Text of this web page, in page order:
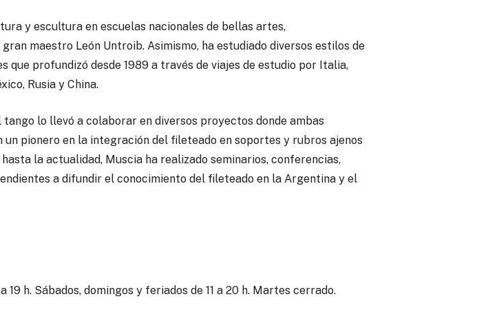
y escultura en escuelas nacionales de bellas artes,
maestro León Untroib. Asimismo, ha estudiado diversos estilos de
profundizó desde 1989 a través de viajes de estudio por Italia,
Rusia y China.
lo llevó a colaborar en diversos proyectos donde ambas
pionero en la integración del fileteado en soportes y rubros ajenos
la actualidad, Muscia ha realizado seminarios, conferencias,
a difundir el conocimiento del fileteado en la Argentina y el
19 h. Sábados, domingos y feriados de 11 a 20 h. Martes cerrado.